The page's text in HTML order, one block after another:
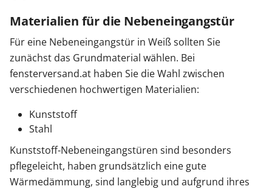
Materialien für die Nebeneingangstür
Für eine Nebeneingangstür in Weiß sollten Sie
zunächst das Grundmaterial wählen. Bei
fensterversand.at haben Sie die Wahl zwischen
verschiedenen hochwertigen Materialien:
Kunststoff
Stahl
Kunststoff-Nebeneingangstüren sind besonders
pflegeleicht, haben grundsätzlich eine gute
Wärmedämmung, sind langlebig und aufgrund ihres